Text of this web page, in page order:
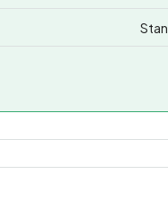
Stan